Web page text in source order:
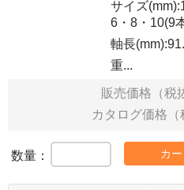
サイズ
6・8・10(9
軸長
重...
販売価格（税
カタログ価格（
数量： カー